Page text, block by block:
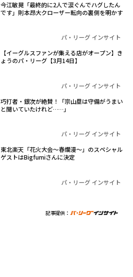
今江敏晃「最終的に2人で涙ぐんでハグしたん
です」則本昂大クローザー転向の裏側を明かす
パ・リーグ インサイト
【イーグルスファンが集える店がオープン】き
ょうのパ・リーグ【3月14日】
パ・リーグ インサイト
巧打者・銀次が絶賛！「宗山塁は守備がうまい
と聞いていたけれど……」
パ・リーグ インサイト
東北楽天「花火大会～春爛漫～」のスペシャル
ゲストはBigfumiさんに決定
パ・リーグ インサイト
記事提供：